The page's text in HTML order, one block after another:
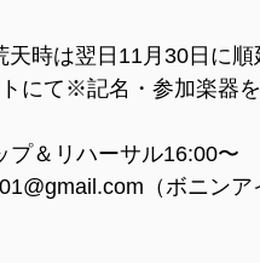
時は翌日11月30日に順
にて※記名・参加楽器
プ＆リハーサル16:00〜
（ボニン